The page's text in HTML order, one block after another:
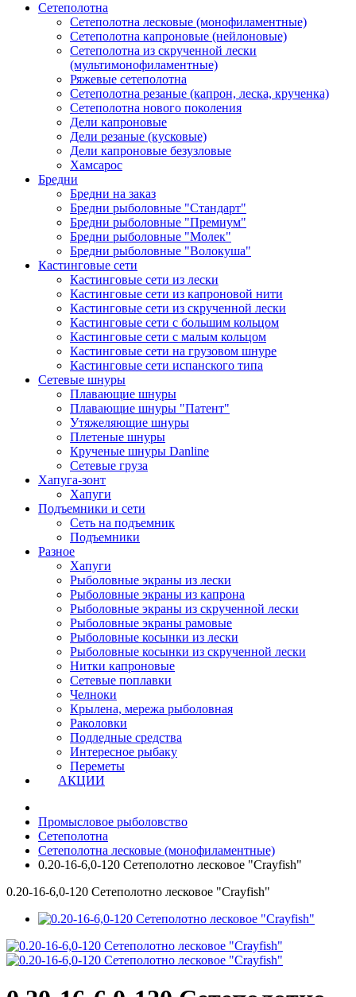
Сетеполотна
Сетеполотна лесковые (монофиламентные)
Сетеполотна капроновые (нейлоновые)
Сетеполотна из скрученной лески
(мультимонофиламентные)
Ряжевые сетеполотна
Сетеполотна резаные (капрон, леска, крученка)
Сетеполотна нового поколения
Дели капроновые
Дели резаные (кусковые)
Дели капроновые безузловые
Хамсарос
Бредни
Бредни на заказ
Бредни рыболовные "Стандарт"
Бредни рыболовные "Премиум"
Бредни рыболовные "Молек"
Бредни рыболовные "Волокуша"
Кастинговые сети
Кастинговые сети из лески
Кастинговые сети из капроновой нити
Кастинговые сети из скрученной лески
Кастинговые сети с большим кольцом
Кастинговые сети с малым кольцом
Кастинговые сети на грузовом шнуре
Кастинговые сети испанского типа
Сетевые шнуры
Плавающие шнуры
Плавающие шнуры "Патент"
Утяжеляющие шнуры
Плетеные шнуры
Крученые шнуры Danline
Сетевые груза
Хапуга-зонт
Хапуги
Подъемники и сети
Сеть на подъемник
Подъемники
Разное
Хапуги
Рыболовные экраны из лески
Рыболовные экраны из капрона
Рыболовные экраны из скрученной лески
Рыболовные экраны рамовые
Рыболовные косынки из лески
Рыболовные косынки из скрученной лески
Нитки капроновые
Сетевые поплавки
Челноки
Крылена, мережа рыболовная
Раколовки
Подледные средства
Интересное рыбаку
Переметы
АКЦИИ
Промысловое рыболовство
Сетеполотна
Сетеполотна лесковые (монофиламентные)
0.20-16-6,0-120 Сетеполотно лесковое "Crayfish"
0.20-16-6,0-120 Сетеполотно лесковое "Crayfish"